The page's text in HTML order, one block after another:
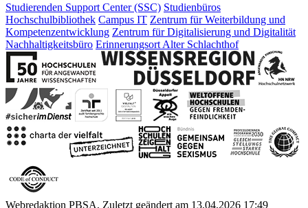
Studierenden Support Center (SSC) Studienbüros
Hochschulbibliothek Campus IT Zentrum für Weiterbildung und
Kompetenzentwicklung Zentrum für Digitalisierung und Digitalität
Nachhaltigkeitsbüro Erinnerungsort Alter Schlachthof
Webredaktion PBSA, Zuletzt geändert am 13.04.2026 17:49